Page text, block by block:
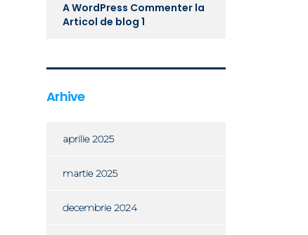
A WordPress Commenter la
Articol de blog 1
Arhive
aprilie 2025
martie 2025
decembrie 2024